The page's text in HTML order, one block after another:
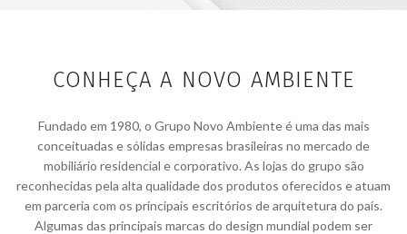
CONHEÇA A NOVO AMBIENTE
Fundado em 1980, o Grupo Novo Ambiente é uma das mais
conceituadas e sólidas empresas brasileiras no mercado de
mobiliário residencial e corporativo. As lojas do grupo são
reconhecidas pela alta qualidade dos produtos oferecidos e atuam
em parceria com os principais escritórios de arquitetura do país.
Algumas das principais marcas do design mundial podem ser